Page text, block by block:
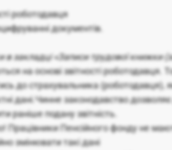
роботодавця
документів.
в закладці «Записи трудової книжки
на основі звітності роботодавця.
до страхувальника (роботодавця),
дані.Чинне законодавство
раніше подану звітність.
Працівники Пенсійного фонду не
змінювати такі дані